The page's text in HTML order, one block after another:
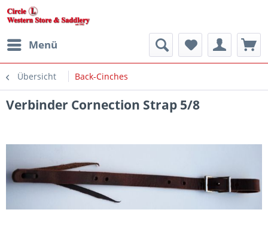
Menü
Übersicht Back-Cinches
Verbinder Cornection Strap 5/8